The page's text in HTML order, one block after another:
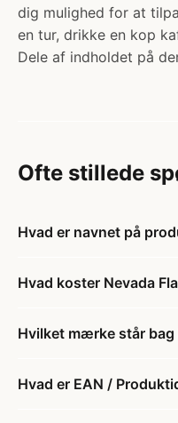
dig mulighed for at
en tur, drikke en kop
Dele af indholdet på
Ofte stillede
Hvad er navnet på
Hvad koster Nevada
Hvilket mærke står bag
Hvad er EAN /